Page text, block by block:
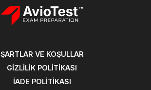
ŞARTLAR VE KOŞULLAR
GIZLILIK POLITIKASI
İADE POLITIKASI